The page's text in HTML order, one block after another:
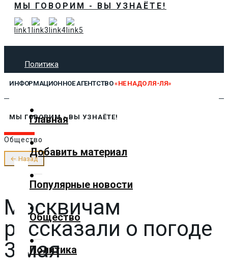
МЫ ГОВОРИМ - ВЫ УЗНАЁТЕ!
Политика
Технологии
Предложить новость
О нас
✕
Главная
Добавить
материал
ИНФОРМАЦИОННОЕ АГЕНТСТВО«НЕ НАДО ЛЯ-ЛЯ»
Главная
Добавить материал
Популярные новости
Общество
Политика
МЫ ГОВОРИМ - ВЫ УЗНАЁТЕ!
Общество
← Назад
Москвичам
рассказали о погоде
3 мая